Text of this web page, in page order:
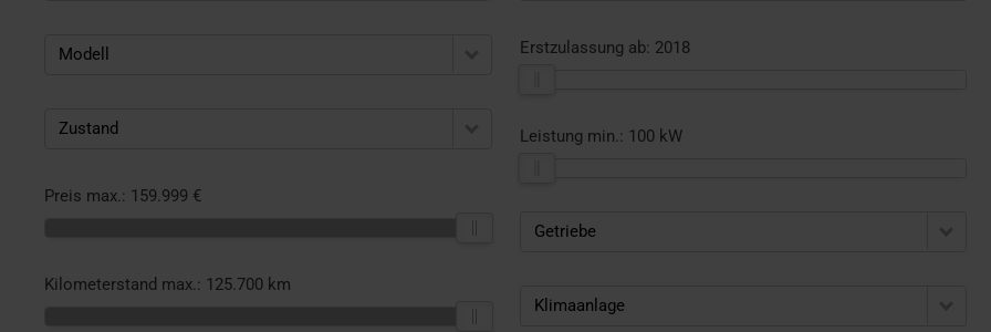
Modell
Zustand
Preis max.: 159.999 €
Kilometerstand max.: 125.700 km
Erstzulassung ab: 2018
Leistung min.: 100 kW
Getriebe
Klimaanlage